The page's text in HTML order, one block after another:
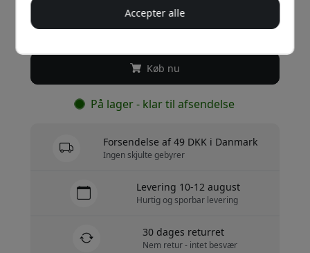
Anbefalet pris
159 DKK
Køb nu
På lager - klar til afsendelse
Forsendelse af 49 DKK i Danmark
Ingen skjulte gebyrer
Levering 10-12 august
Hurtig og sporbar levering
30 dages returret
Nem retur - intet besvær
Accepter alle